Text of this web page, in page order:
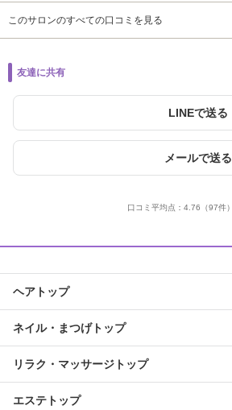
このサロンのすべての口コミを見る
友達に共有
LINEで送る
メールで送る
口コミ平均点： 4.76 （97件）
ヘアトップ
ネイル・まつげトップ
リラク・マッサージトップ
エステトップ